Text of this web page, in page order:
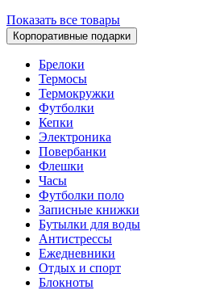
Показать все товары
Корпоративные подарки
Брелоки
Термосы
Термокружки
Футболки
Кепки
Электроника
Повербанки
Флешки
Часы
Футболки поло
Записные книжки
Бутылки для воды
Антистрессы
Ежедневники
Отдых и спорт
Блокноты